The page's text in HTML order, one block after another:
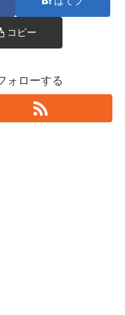
コピー
ォローする